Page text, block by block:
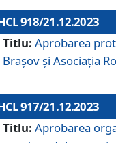
918/21.12.2023
Titlu: Aprobarea
Brașov și Asociația
917/21.12.2023
Titlu: Aprobarea